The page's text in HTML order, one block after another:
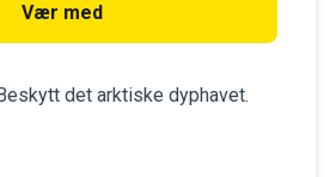
Vær med